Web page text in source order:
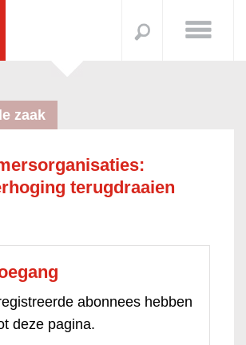
zaak
terugdraaien
abonnees hebben
deze pagina.